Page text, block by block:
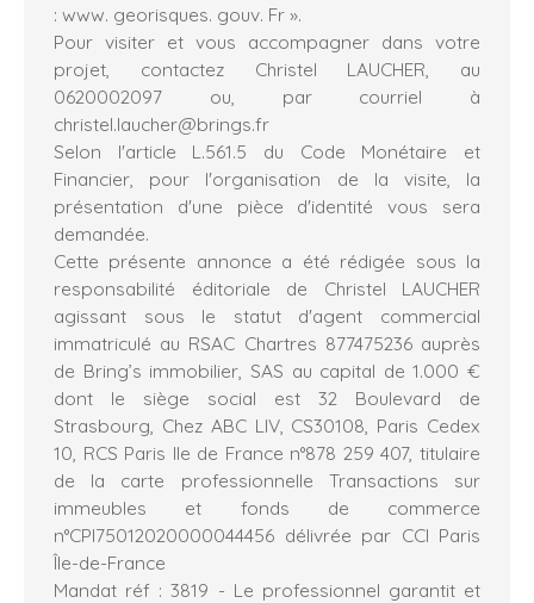
: www. georisques. gouv. Fr ».
Pour visiter et vous accompagner dans votre
projet, contactez Christel LAUCHER, au
0620002097 ou, par courriel à
christel.laucher@brings.fr
Selon l'article L.561.5 du Code Monétaire et
Financier, pour l'organisation de la visite, la
présentation d'une pièce d'identité vous sera
demandée.
Cette présente annonce a été rédigée sous la
responsabilité éditoriale de Christel LAUCHER
agissant sous le statut d'agent commercial
immatriculé au RSAC Chartres 877475236 auprès
de Bring’s immobilier, SAS au capital de 1.000 €
dont le siège social est 32 Boulevard de
Strasbourg, Chez ABC LIV, CS30108, Paris Cedex
10, RCS Paris Ile de France n°878 259 407, titulaire
de la carte professionnelle Transactions sur
immeubles et fonds de commerce
n°CPI75012020000044456 délivrée par CCI Paris
Île-de-France
Mandat réf : 3819 - Le professionnel garantit et